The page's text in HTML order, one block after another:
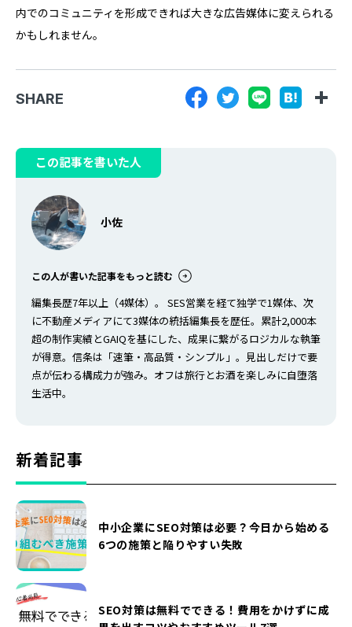
内でのコミュニティを形成できれば大きな広告媒体に変えられる
かもしれません。
SHARE
この記事を書いた人
小佐
この人が書いた記事をもっと読む
編集長歴7年以上（4媒体）。 SES営業を経て独学で1媒体、次
に不動産メディアにて3媒体の統括編集長を歴任。累計2,000本
超の制作実績とGAIQを基にした、成果に繋がるロジカルな執筆
が得意。信条は「速筆・高品質・シンプル」。見出しだけで要
点が伝わる構成力が強み。オフは旅行とお酒を楽しみに自堕落
生活中。
新着記事
中小企業にSEO対策は必要？今日から始める
6つの施策と陥りやすい失敗
SEO対策は無料でできる！費用をかけずに成